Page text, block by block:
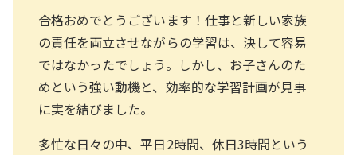
合格おめでとうございます！仕事と新しい家族
の責任を両立させながらの学習は、決して容易
ではなかったでしょう。しかし、お子さんのた
めという強い動機と、効率的な学習計画が見事
に実を結びました。
多忙な日々の中、平日2時間、休日3時間という